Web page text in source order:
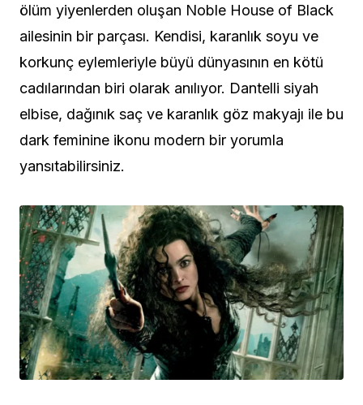
ölüm yiyenlerden oluşan Noble House of Black
ailesinin bir parçası. Kendisi, karanlık soyu ve
korkunç eylemleriyle büyü dünyasının en kötü
cadılarından biri olarak anılıyor. Dantelli siyah
elbise, dağınık saç ve karanlık göz makyajı ile bu
dark feminine ikonu modern bir yorumla
yansıtabilirsiniz.